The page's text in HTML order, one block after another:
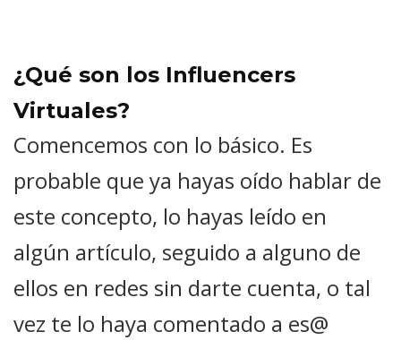
¿Qué son los Influencers
Virtuales?
Comencemos con lo básico. Es
probable que ya hayas oído hablar de
este concepto, lo hayas leído en
algún artículo, seguido a alguno de
ellos en redes sin darte cuenta, o tal
vez te lo haya comentado a es@